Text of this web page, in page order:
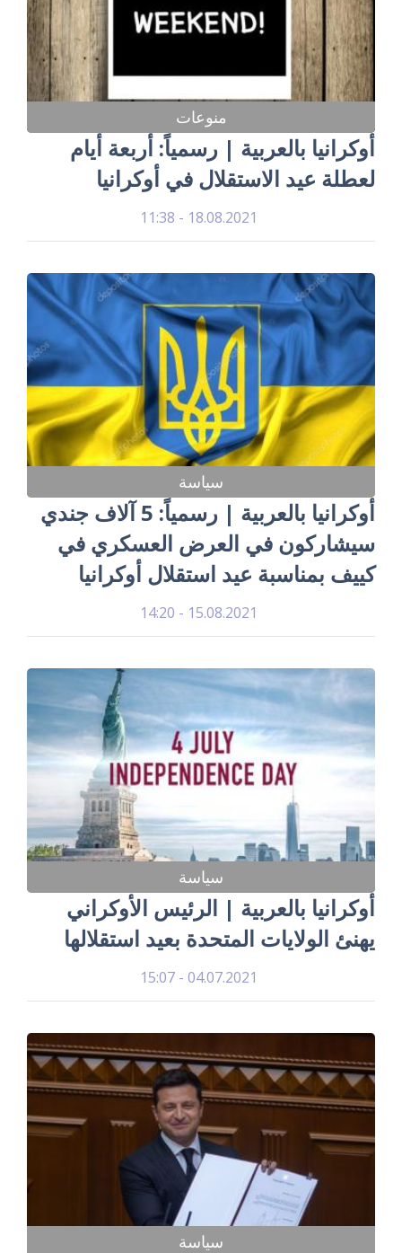
منوعات
أوكرانيا بالعربية | رسمياً: أربعة أيام
لعطلة عيد الاستقلال في أوكرانيا
18.08.2021 - 11:38
سياسة
أوكرانيا بالعربية | رسمياً: 5 آلاف جندي
سيشاركون في العرض العسكري في
كييف بمناسبة عيد استقلال أوكرانيا
15.08.2021 - 14:20
سياسة
أوكرانيا بالعربية | الرئيس الأوكراني
يهنئ الولايات المتحدة بعيد استقلالها
04.07.2021 - 15:07
سياسة